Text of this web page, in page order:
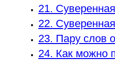
21.
22.
23. Пару слов
24. Как можно